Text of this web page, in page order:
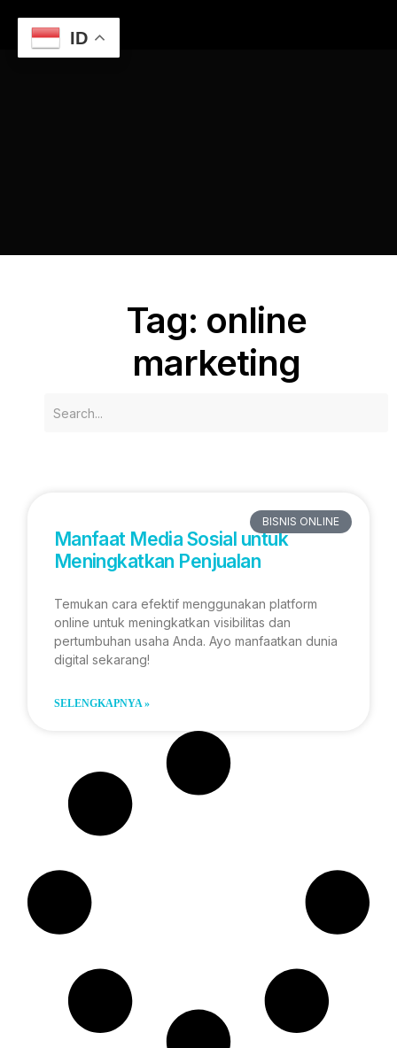
Tag: online
marketing
BISNIS ONLINE
Manfaat Media Sosial untuk
Meningkatkan Penjualan
Temukan cara efektif menggunakan platform
online untuk meningkatkan visibilitas dan
pertumbuhan usaha Anda. Ayo manfaatkan dunia
digital sekarang!
SELENGKAPNYA »
ID